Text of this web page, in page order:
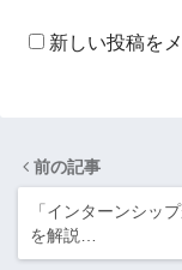
新しい投稿を
前の記事
「インターンシッ
を解説…